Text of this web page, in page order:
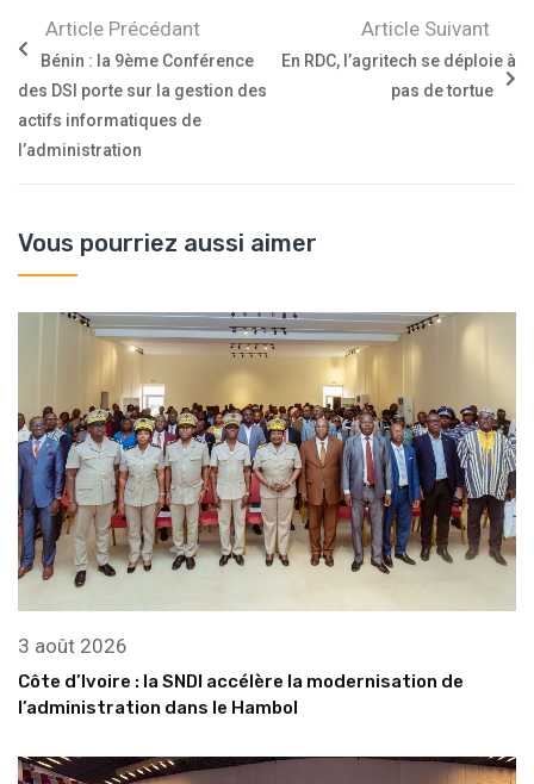
Article Précédant
Bénin : la 9ème Conférence
des DSI porte sur la gestion des
actifs informatiques de
l’administration
Article Suivant
En RDC, l’agritech se déploie à
pas de tortue
Vous pourriez aussi aimer
3 août 2026
Côte d’Ivoire : la SNDI accélère la modernisation de
l’administration dans le Hambol